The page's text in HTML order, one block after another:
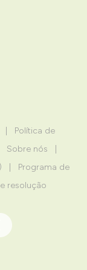
Política de
Sobre nós
Programa de
resolução